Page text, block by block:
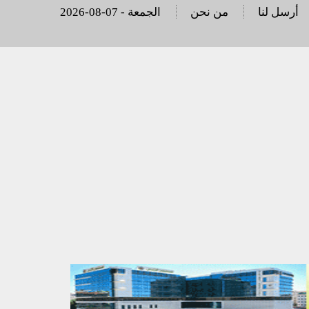
2026-08-07 - الجمعة من نحن أرسل لنا